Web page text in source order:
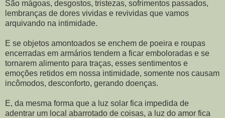
São mágoas, desgostos, tristezas, sofrimentos passados,
lembranças de dores vividas e revividas que vamos
arquivando na intimidade.
E se objetos amontoados se enchem de poeira e roupas
encerradas em armários tendem a ficar emboloradas e se
tornarem alimento para traças, esses sentimentos e
emoções retidos em nossa intimidade, somente nos causam
incômodos, desconforto, gerando doenças.
E, da mesma forma que a luz solar fica impedida de
adentrar um local abarrotado de coisas, a luz do amor fica